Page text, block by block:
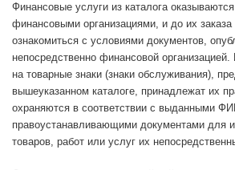
Финансовые услуги из каталога
финансовыми организациями, и до их
ознакомиться с условиями документов,
непосредственно финансовой
на товарные знаки (знаки обслуживания),
вышеуказанном каталоге, принадлежат их
охраняются в соответствии с выданными
правоустанавливающими документами для
товаров, работ или услуг их